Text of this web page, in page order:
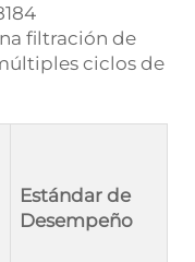
filtración de
ciclos de
Estándar de
Desempeño